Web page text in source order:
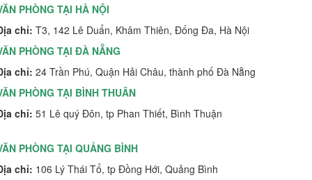
PHÒNG TẠI HÀ NỘI
chỉ: T3, 142 Lê Duẩn, Khâm Thiên, Đống Đa, Hà Nội
PHÒNG TẠI ĐÀ NẴNG
chỉ: 24 Trần Phú, Quận Hải Châu, thành phố Đà Nẵng
PHÒNG TẠI BÌNH THUÂN
chỉ: 51 Lê quý Đôn, tp Phan Thiết, Bình Thuận
PHÒNG TẠI QUẢNG BÌNH
chỉ: 106 Lý Thái Tổ, tp Đồng Hới, Quảng Bình